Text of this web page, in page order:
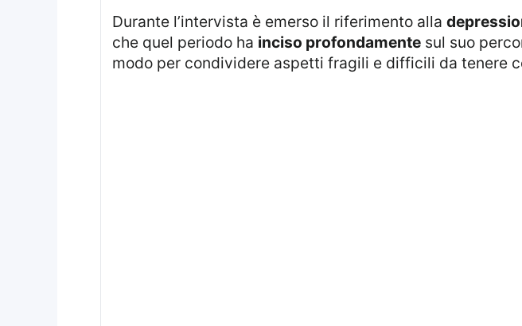
Durante l’intervista è emerso il riferimento alla
che quel periodo ha inciso profondamentesul suo
modo per condividere aspetti fragili e difficili da tenere